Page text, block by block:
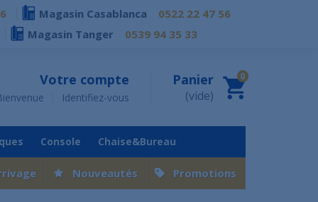
Magasin Casablanca
0522 22 47 56
Magasin Tanger 0539 94 35 33
Panier
(vide)
0
Votre compte
Identifiez-vous
Promotions
Nouveautés
Console Chaise&Bureau